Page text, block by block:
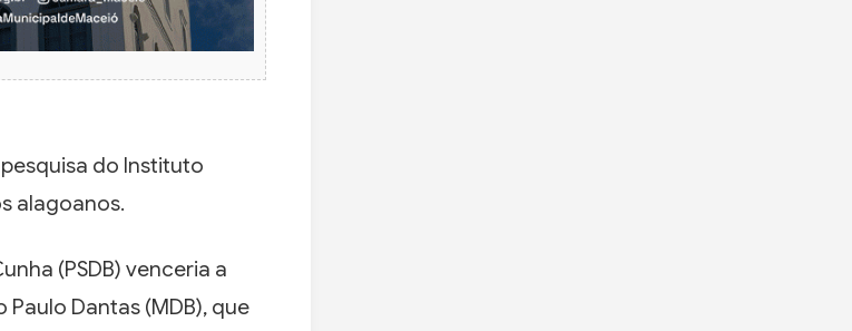
do Instituto
alagoanos.
(PSDB) venceria a
Dantas (MDB), que